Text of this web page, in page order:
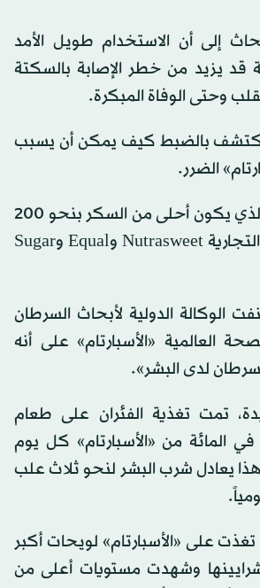
إلى أن الاستخدام طويل الأمد
قد يزيد من خطر الإصابة بالسكتة
وحتى الوفاة المبكرة.
يكتشف بالضبط كيف يمكن أن يسبب
الضرر.
يُباع «الأسبارتام»، الذي يكون أحلى من السكر بنحو 200
مرة، تحت الأسماء التجارية Nutrasweet وEqual وSugar
2023، صنفت الوكالة الدولية لأبحاث السرطان
العالمية «الأسبارتام» على أنه
لدى البشر».
تمت تغذية الفئران على طعام
يحتوي على 0.15 في المائة من «الأسبارتام» كل يوم
- وهذا يعادل شرب البشر لنحو ثلاث علب
على «الأسبارتام» لويحات أكبر
وشهدت مستويات أعلى من